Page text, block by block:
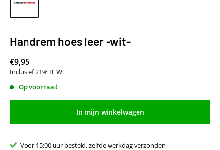
Handrem hoes leer -wit-
€9,95
Inclusief 21% BTW
Op voorraad
In mijn winkelwagen
Voor 15:00 uur besteld, zelfde werkdag verzonden